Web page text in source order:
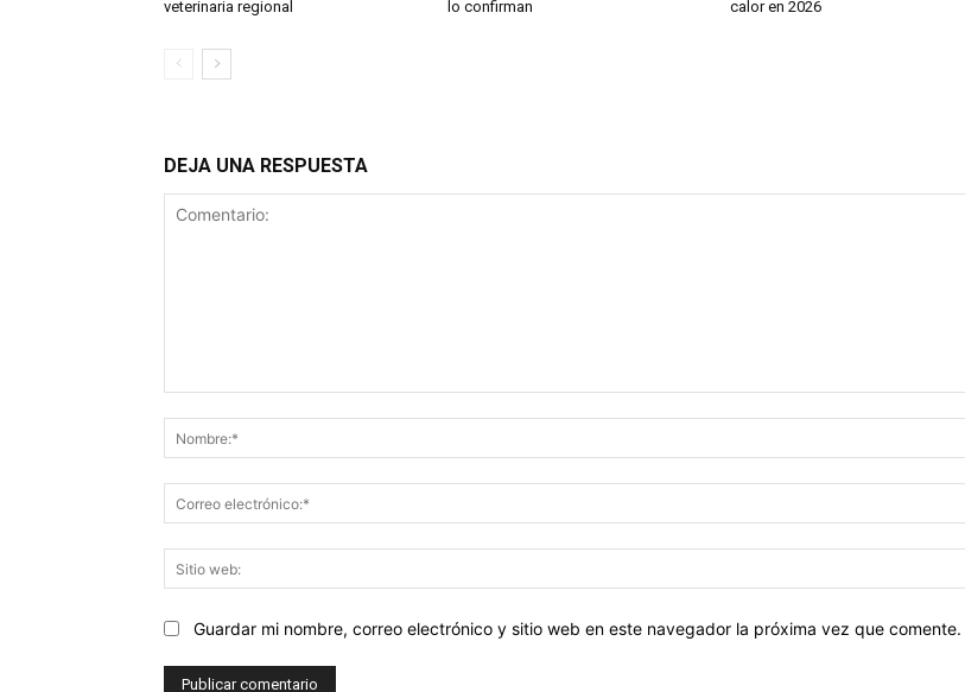
veterinaria regional
lo confirman
calor en 2026
DEJA UNA RESPUESTA
Guardar mi nombre, correo electrónico y sitio web en este navegador la próxima vez que comente.